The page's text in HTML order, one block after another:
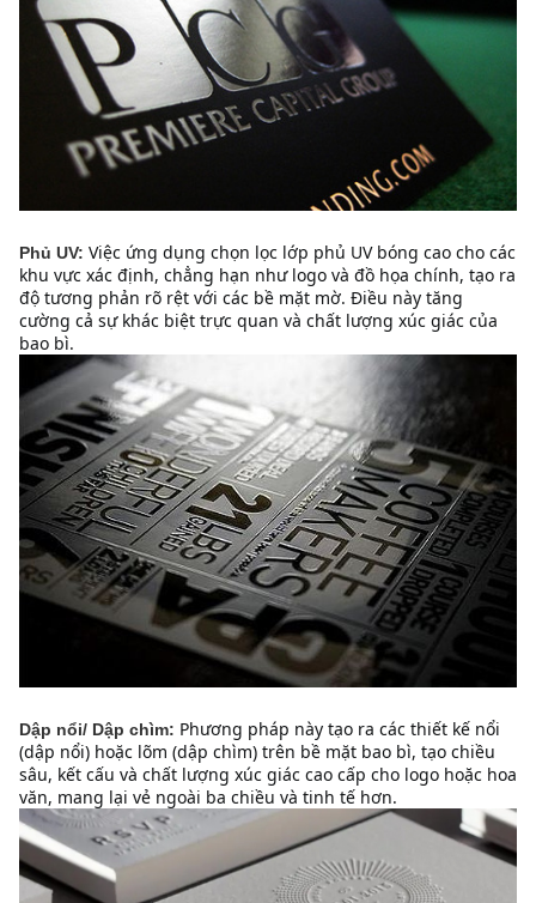
Phủ UV: Việc ứng dụng chọn lọc lớp phủ UV bóng cao cho các
khu vực xác định, chẳng hạn như logo và đồ họa chính, tạo ra
độ tương phản rõ rệt với các bề mặt mờ. Điều này tăng
cường cả sự khác biệt trực quan và chất lượng xúc giác của
bao bì.
Dập nổi/ Dập chìm: Phương pháp này tạo ra các thiết kế nổi
(dập nổi) hoặc lõm (dập chìm) trên bề mặt bao bì, tạo chiều
sâu, kết cấu và chất lượng xúc giác cao cấp cho logo hoặc hoa
văn, mang lại vẻ ngoài ba chiều và tinh tế hơn.